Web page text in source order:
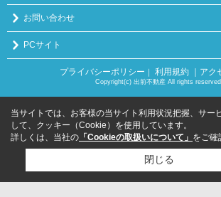
お問い合わせ
PCサイト
プライバシーポリシー 利用規約 ｜ア
Copyright(c) 出前不動産 All rights
当サイトでは、お客様の当サイト利用状況把握、サー
して、クッキー（Cookie）を使用しています。
詳しくは、当社の 「Cookieの取扱いについて」 をご確
閉じる